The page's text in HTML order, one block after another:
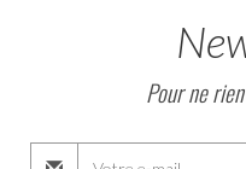
Pour ne